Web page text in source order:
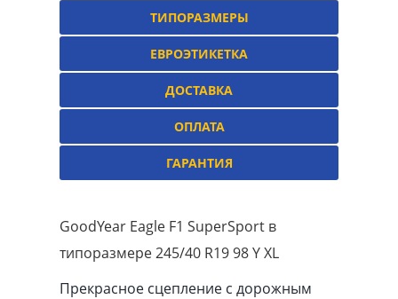
ТИПОРАЗМЕРЫ
ЕВРОЭТИКЕТКА
ДОСТАВКА
ОПЛАТА
ГАРАНТИЯ
GoodYear Eagle F1 SuperSport в
типоразмере 245/40 R19 98 Y XL
Прекрасное сцепление с дорожным